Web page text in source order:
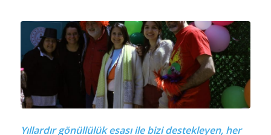
Yıllardır gönüllülük esası ile bizi destekleyen, her